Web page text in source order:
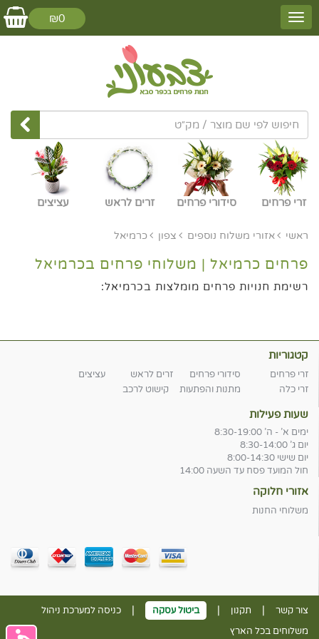
₪0
זרי פרחים סידורי פרחים זרים לראש עציצים
ראשי אזורי משלוח נוספים צפון כרמיאל
פרחים כרמיאל | משלוחי פרחים בכרמיאל
רשימת חנויות פרחים מומלצות בכרמיאל:
קטגוריות
זרי פרחים סידורי פרחים זרים לראש
עציצים
זרי כלה
מתנות והפתעות קישוט לרכב
שעות פעילות
ימים א' - ה' 8:30-19:00
יום ג' 8:30-14:00
יום שישי 8:00-14:30
חול המועד פסח עד השעה 14:00
אזורי חלוקה
משלוחי החנות
צור קשר | תקנון | ביטול עסקה |
כניסה למערכת ניהול
משלוחים בכל הארץ